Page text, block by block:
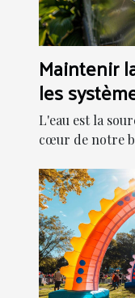
Maintenir
les
modernes
L'eau est la
cœur de notre